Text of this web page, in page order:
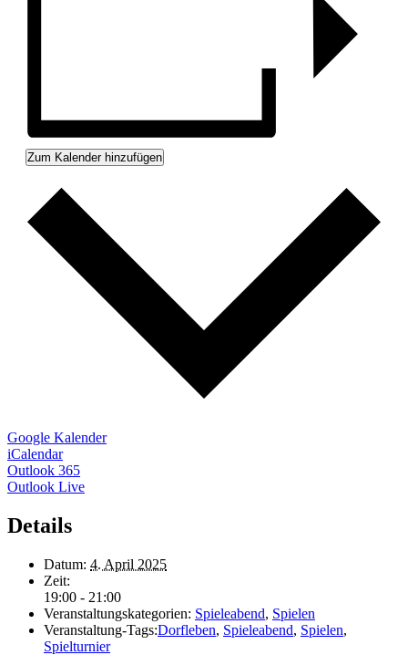
Zum Kalender hinzufügen
Google Kalender
iCalendar
Outlook 365
Outlook Live
Details
Datum: 4. April 2025
Zeit:
19:00 - 21:00
Veranstaltungskategorien: Spieleabend, Spielen
Veranstaltung-Tags:Dorfleben, Spieleabend, Spielen,
Spielturnier